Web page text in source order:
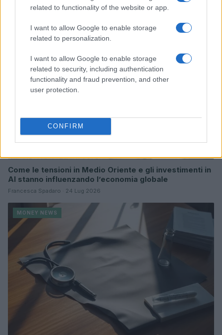
related to functionality of the website or app.
I want to allow Google to enable storage
related to personalization.
I want to allow Google to enable storage
related to security, including authentication
functionality and fraud prevention, and other
user protection.
CONFIRM
Edoardo Vitali · 30 Lug 2026
MONEY NEWS
Come le tensioni in Medio Oriente e gli investimenti in
AI stanno influenzando l’economia globale
Francesca Spadaro · 24 Lug 2026
MONEY NEWS